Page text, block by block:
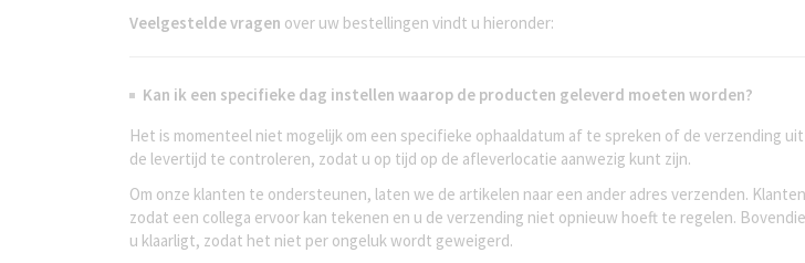
Veelgestelde vragen over uw bestellingen vindt u hieronder:
Kan ik een specifieke dag instellen waarop de producten geleverd moeten worden?
Het is momenteel niet mogelijk om een specifieke ophaaldatum af te spreken of de verzending
de levertijd te controleren, zodat u op tijd op de afleverlocatie aanwezig kunt zijn.
Om onze klanten te ondersteunen, laten we de artikelen naar een ander adres verzenden.
zodat een collega ervoor kan tekenen en u de verzending niet opnieuw hoeft te regelen.
u klaarligt, zodat het niet per ongeluk wordt geweigerd.